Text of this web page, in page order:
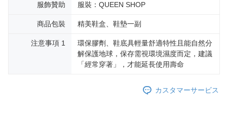
服飾贊助 服裝：QUEEN SHOP
商品包裝 精美鞋盒、鞋墊一副
注意事項 1
環保膠劑、鞋底具輕量舒適特性且能自然分
解保護地球，保存需視環境濕度而定，建議
「經常穿著」，才能延長使用壽命
カスタマーサービス